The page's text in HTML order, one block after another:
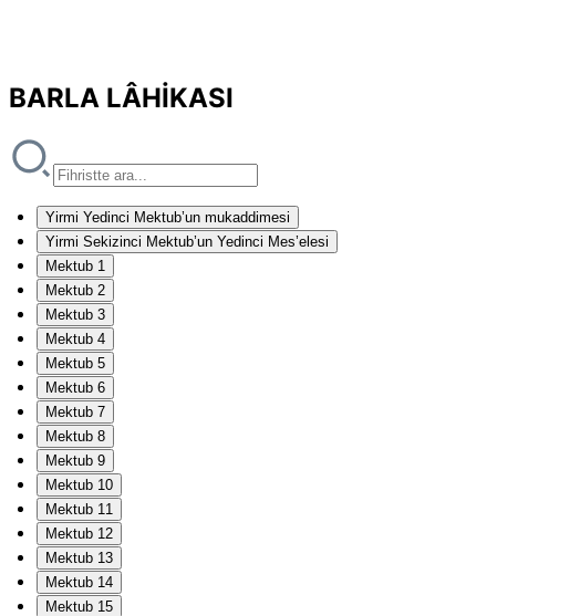
BARLA LÂHİKASI
Yirmi Yedinci Mektub’un mukaddimesi
Yirmi Sekizinci Mektub’un Yedinci Mes’elesi
Mektub 1
Mektub 2
Mektub 3
Mektub 4
Mektub 5
Mektub 6
Mektub 7
Mektub 8
Mektub 9
Mektub 10
Mektub 11
Mektub 12
Mektub 13
Mektub 14
Mektub 15